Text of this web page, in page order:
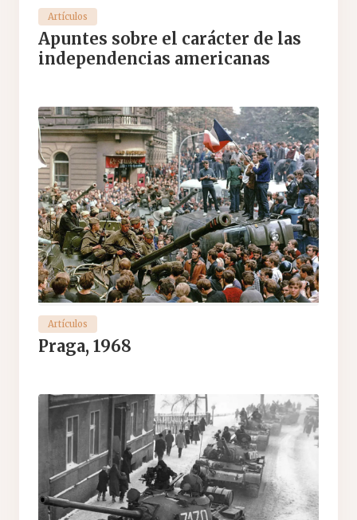
Artículos
Apuntes sobre el carácter de las
independencias americanas
Artículos
Praga, 1968